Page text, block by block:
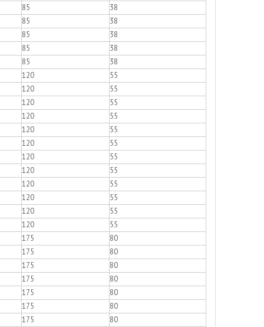
85
38
85
38
85
38
85
38
85
38
120
55
120
55
120
55
120
55
120
55
120
55
120
55
120
55
120
55
120
55
120
55
120
55
175
80
175
80
175
80
175
80
175
80
175
80
175 80